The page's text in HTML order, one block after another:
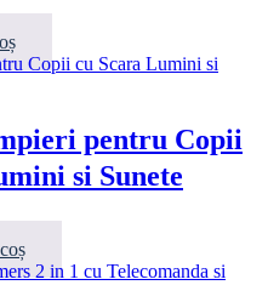
pentru Copii
si Sunete